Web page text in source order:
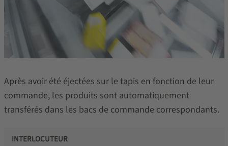
Après avoir été éjectées sur le tapis en fonction de leur
commande, les produits sont automatiquement
transférés dans les bacs de commande correspondants.
INTERLOCUTEUR